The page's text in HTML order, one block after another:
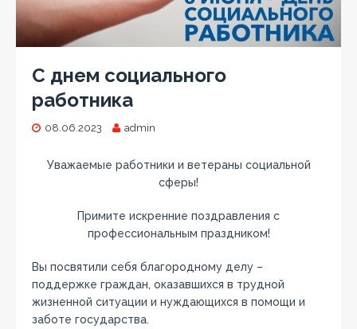
С днем социального
работника
08.06.2023 admin
Уважаемые работники и ветераны социальной
сферы!
Примите искренние поздравления с
профессиональным праздником!
Вы посвятили себя благородному делу –
поддержке граждан, оказавшихся в трудной
жизненной ситуации и нуждающихся в помощи и
заботе государства.